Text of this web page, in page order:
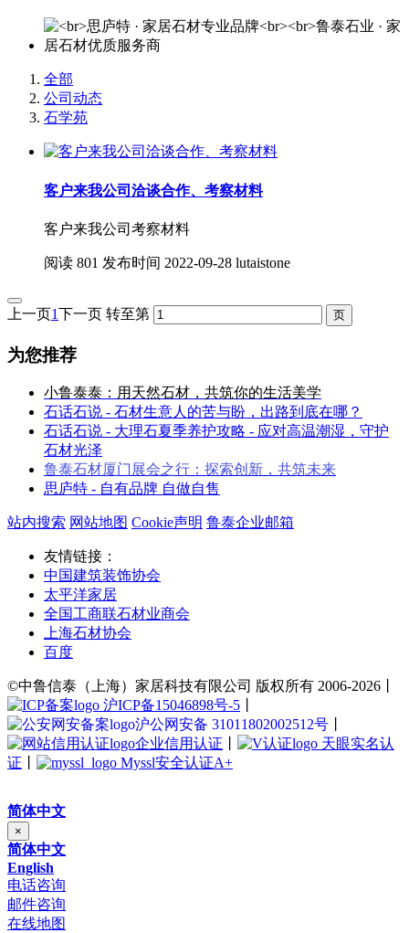
全部
公司动态
石学苑
客户来我公司洽谈合作、考察材料
客户来我公司考察材料
阅读 801 发布时间 2022-09-28 lutaistone
上一页1下一页 转至第
为您推荐
小鲁泰泰：用天然石材，共筑你的生活美学
石话石说 - 石材生意人的苦与盼，出路到底在哪？
石话石说 - 大理石夏季养护攻略 - 应对高温潮湿，守护
石材光泽
鲁泰石材厦门展会之行：探索创新，共筑未来
思庐特 - 自有品牌 自做自售
站内搜索 网站地图 Cookie声明 鲁泰企业邮箱
友情链接：
中国建筑装饰协会
太平洋家居
全国工商联石材业商会
上海石材协会
百度
©中鲁信泰（上海）家居科技有限公司 版权所有 2006-2026丨
沪ICP备15046898号-5
沪公网安备 31011802002512号
企业信用认证
天眼实名认
证
Myssl安全认证A+
简体中文
×
简体中文
English
电话咨询
邮件咨询
在线地图